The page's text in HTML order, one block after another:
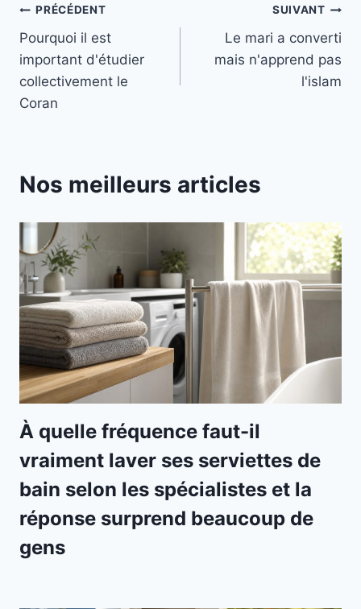
Navigation
de
l’article
PRÉCÉDENT
Pourquoi il est
important d'étudier
collectivement le
Coran
SUIVANT
Le mari a converti
mais n'apprend pas
l'islam
Nos meilleurs articles
À quelle fréquence faut-il
vraiment laver ses serviettes de
bain selon les spécialistes et la
réponse surprend beaucoup de
gens